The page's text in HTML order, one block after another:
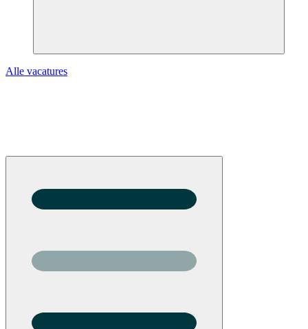
Alle vacatures